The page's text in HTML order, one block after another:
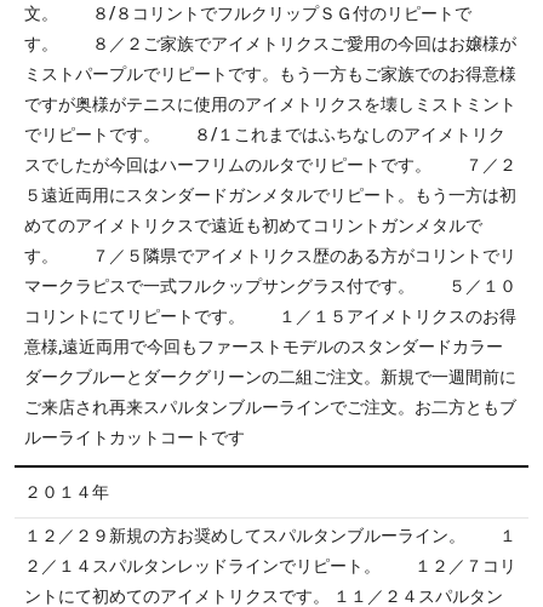
文。 ８/８コリントでフルクリップＳＧ付のリピートで
す。 ８／２ご家族でアイメトリクスご愛用の今回はお嬢様が
ミストパープルでリピートです。もう一方もご家族でのお得意様
ですが奥様がテニスに使用のアイメトリクスを壊しミストミント
でリピートです。 ８/１これまではふちなしのアイメトリク
スでしたが今回はハーフリムのルタでリピートです。 ７／２
５遠近両用にスタンダードガンメタルでリピート。もう一方は初
めてのアイメトリクスで遠近も初めてコリントガンメタルで
す。 ７／５隣県でアイメトリクス歴のある方がコリントでリ
マークラピスで一式フルクップサングラス付です。 ５／１０
コリントにてリピートです。 １／１５アイメトリクスのお得
意様,遠近両用で今回もファーストモデルのスタンダードカラー
ダークブルーとダークグリーンの二組ご注文。新規で一週間前に
ご来店され再来スパルタンブルーラインでご注文。お二方ともブ
ルーライトカットコートです
２０１４年
１２／２９新規の方お奨めしてスパルタンブルーライン。 １
２／１４スパルタンレッドラインでリピート。 １２／７コリ
ントにて初めてのアイメトリクスです。 １１／２４スパルタン